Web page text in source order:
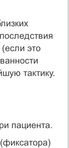
это
тактику.
пациента.